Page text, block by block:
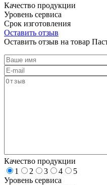
Качество продукции
Уровень сервиса
Срок изготовления
Оставить отзыв
Оставить отзыв на товар
Качество продукции
1
2 3 4
5
Уровень сервиса